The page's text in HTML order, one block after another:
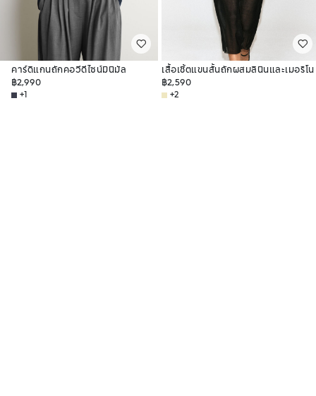
คาร์ดิแกนถักคอวีดีไซน์มินิมัล
฿2,990
+1
เสื้อเชิ้ตแขนสั้นถักผสมลินินและเมอริโน
฿2,590
+2